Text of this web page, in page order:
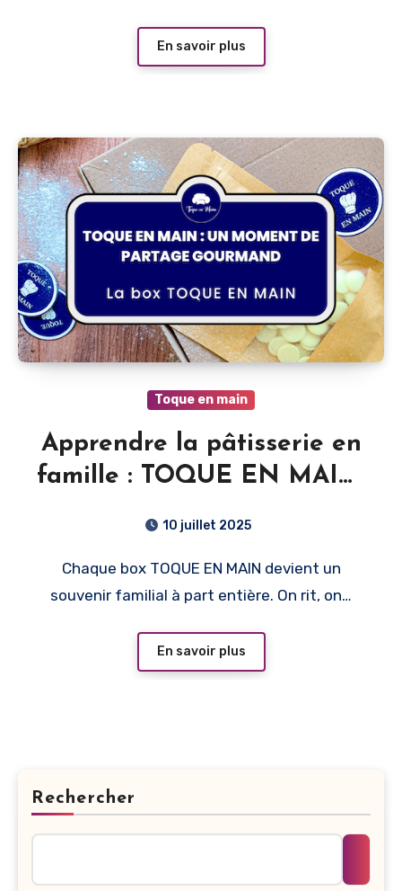
En savoir plus
Toque en main
Apprendre la pâtisserie en
famille : TOQUE EN MAIN,
gourmand
10 juillet 2025
Chaque box TOQUE EN MAIN devient un
souvenir familial à part entière. On rit, on…
En savoir plus
Rechercher